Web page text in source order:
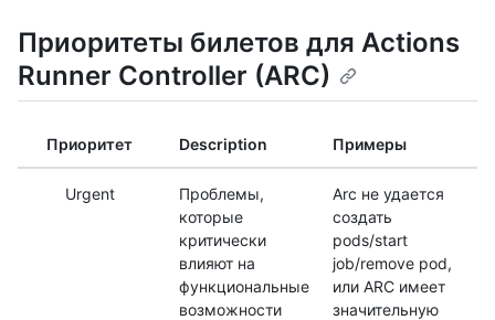
Приоритеты билетов для Actions
Runner Controller (ARC)
Приоритет Description Примеры
Urgent
Проблемы,
которые
критически
влияют на
функциональные
возможности
Arc не удается
создать
pods/start
job/remove pod,
или ARC имеет
значительную